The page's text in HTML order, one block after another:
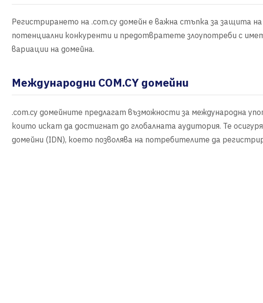
Регистрирането на .com.cy домейн е важна стъпка за защита
потенциални конкуренти и предотвратете злоупотреби с
вариации на домейна.
Международни COM.CY домейни
.com.cy домейните предлагат възможности за международна
които искат да достигнат до глобалната аудитория. Те
домейни (IDN), което позволява на потребителите да